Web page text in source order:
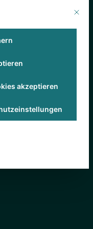
Mit
werden.
akzeptieren